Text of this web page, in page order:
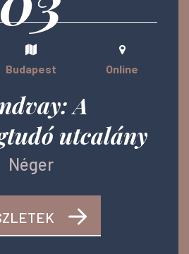
Budapest Online
A
utcalány
Néger